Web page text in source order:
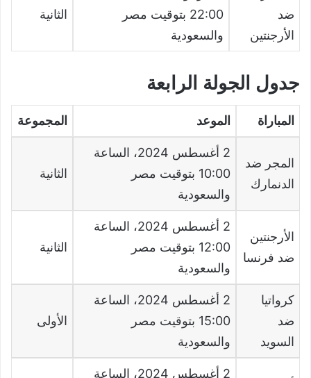
ضد
الأرجنتين
22:00 بتوقيت مصر
والسعودية
الثانية
جدول الجولة الرابعة
المباراة الموعد المجموعة
المجر ضد
الدنمارك
2 أغسطس
، الساعة
10:00 بتوقيت مصر
والسعودية
الثانية
الأرجنتين
ضد فرنسا
2 أغسطس
، الساعة
12:00 بتوقيت مصر
والسعودية
الثانية
كرواتيا
ضد
السويد
2 أغسطس
، الساعة
15:00 بتوقيت مصر
والسعودية
الأولى
2 أغسطس ، الساعة